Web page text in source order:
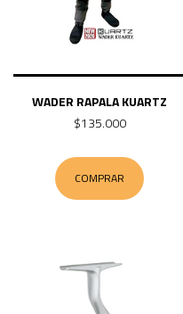
WADER RAPALA KUARTZ
$135.000
COMPRAR